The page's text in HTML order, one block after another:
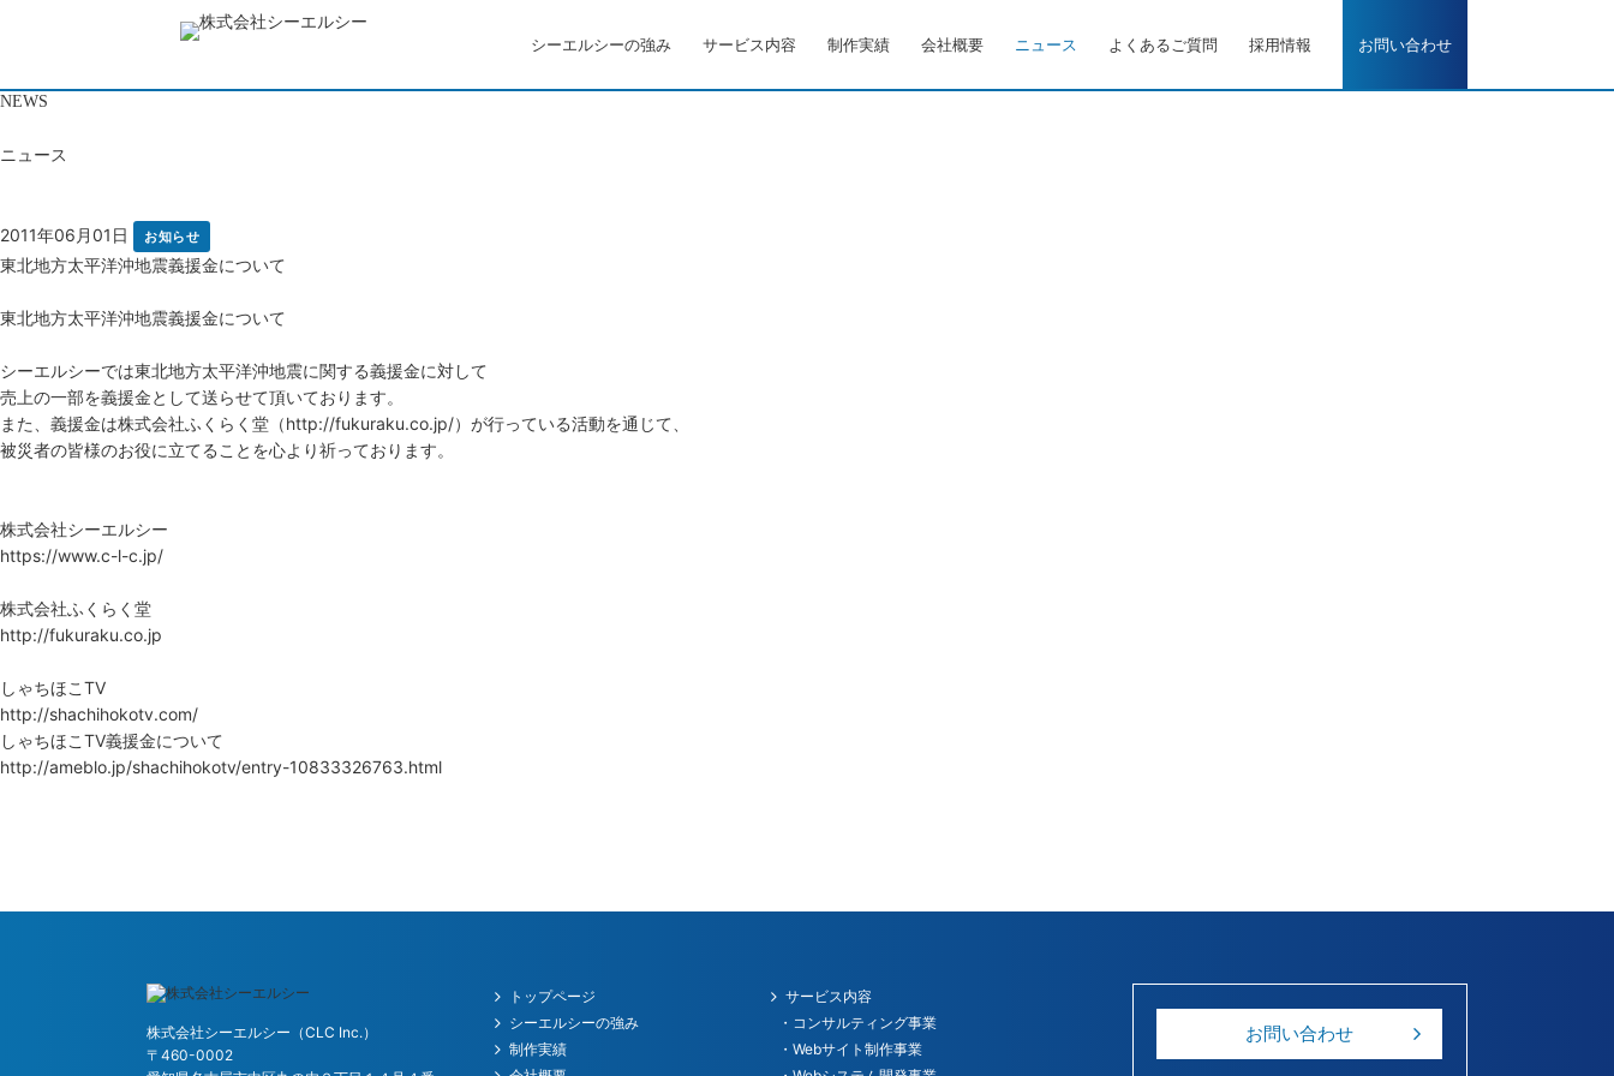
シーエルシーの強み サービス内容 制作実績 会社概要 ニュース よくあるご質問 採用情報 お問い合わせ
NEWS
ニュース
2011年06月01日 お知らせ
東北地方太平洋沖地震義援金について
東北地方太平洋沖地震義援金について
シーエルシーでは東北地方太平洋沖地震に関する義援金に対して
売上の一部を義援金として送らせて頂いております。
また、義援金は株式会社ふくらく堂（http://fukuraku.co.jp/）が行っている活動を通じて、
被災者の皆様のお役に立てることを心より祈っております。
株式会社シーエルシー
https://www.c-l-c.jp/
株式会社ふくらく堂
http://fukuraku.co.jp
しゃちほこTV
http://shachihokotv.com/
しゃちほこTV義援金について
http://ameblo.jp/shachihokotv/entry-10833326763.html
株式会社シーエルシー（CLC Inc.）
〒460-0002
トップページ
シーエルシーの強み
制作実績
サービス内容
・コンサルティング事業
・Webサイト制作事業
お問い合わせ